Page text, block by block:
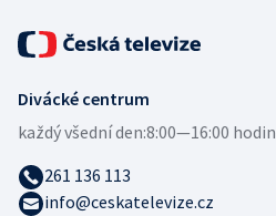
Divácké centrum
každý všední den:8:00—16:00 hodin
261 136 113
info@ceskatelevize.cz